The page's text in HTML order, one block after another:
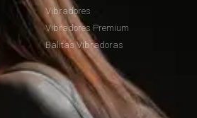
Vibradores
Vibradores Premium
Balitas Vibradoras